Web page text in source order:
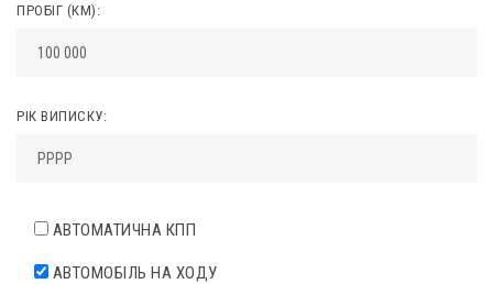
ПРОБІГ (КМ):
РІК ВИПИСКУ:
АВТОМАТИЧНА КПП
АВТОМОБІЛЬ НА ХОДУ